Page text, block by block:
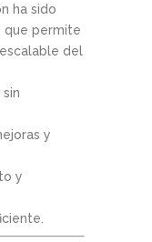
ha sido
que permite
del
y
y